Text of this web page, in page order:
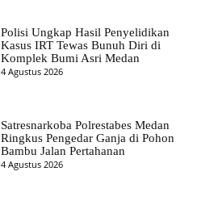
Polisi Ungkap Hasil Penyelidikan
Kasus IRT Tewas Bunuh Diri di
Komplek Bumi Asri Medan
4 Agustus 2026
Satresnarkoba Polrestabes Medan
Ringkus Pengedar Ganja di Pohon
Bambu Jalan Pertahanan
4 Agustus 2026